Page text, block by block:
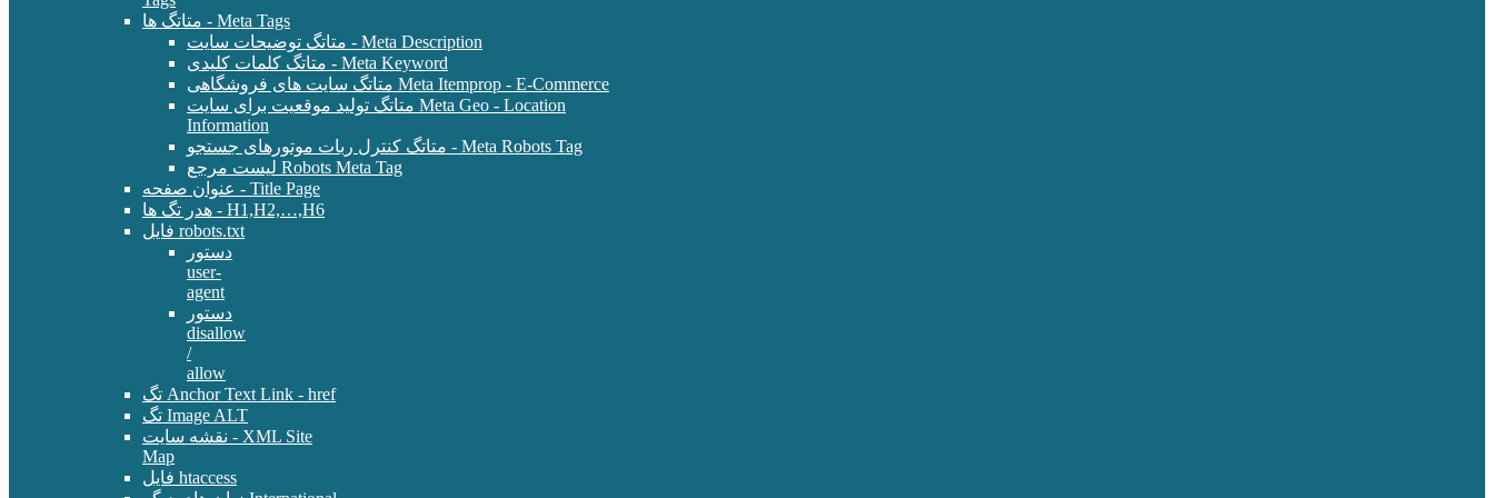
متاتگ ها - Meta Tags
متاتگ توضیحات سایت - Meta Description
متاتگ کلمات کلیدی - Meta Keyword
متاتگ سایت های فروشگاهی Meta Itemprop - E-Commerce
متاتگ تولید موقعیت برای سایت Meta Geo - Location
Information
متاتگ کنترل ربات موتورهای جستجو - Meta Robots Tag
لیست مرجع Robots Meta Tag
عنوان صفحه - Title Page
هدر تگ ها - H1,H2,…,H6
فایل robots.txt
دستور
user-
agent
دستور
disallow
/
allow
تگ Anchor Text Link - href
تگ Image ALT
نقشه سایت - XML Site
Map
فایل htaccess